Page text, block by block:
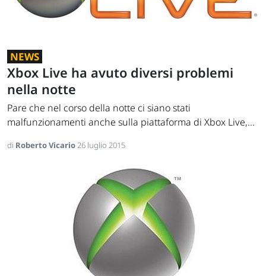
NEWS
Xbox Live ha avuto diversi problemi
nella notte
Pare che nel corso della notte ci siano stati
malfunzionamenti anche sulla piattaforma di Xbox Live,...
di Roberto Vicario26 luglio 2015